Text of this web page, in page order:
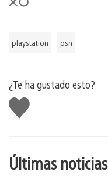
playstation psn
¿Te ha gustado esto?
Me
gusta
Últimas noticias